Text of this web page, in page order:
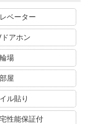
ベーター
ドアホン
場
屋
ル貼り
性能保証付